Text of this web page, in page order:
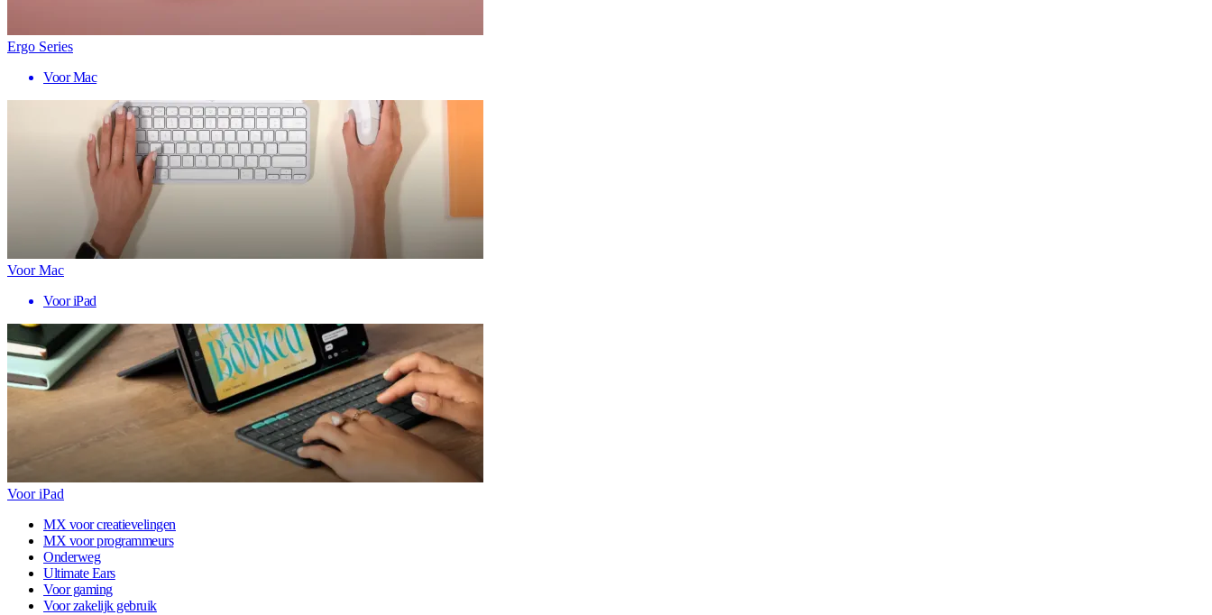
Ergo Series
Voor Mac
Voor Mac
Voor iPad
Voor iPad
MX voor creatievelingen
MX voor programmeurs
Onderweg
Ultimate Ears
Voor gaming
Voor zakelijk gebruik